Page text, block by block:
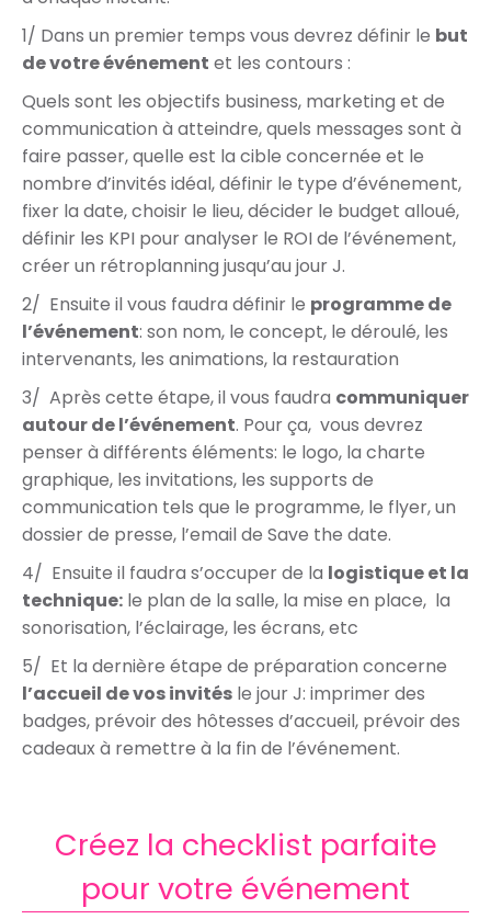
1/ Dans un premier temps vous devrez définir le but
de votre événement et les contours :
Quels sont les objectifs business, marketing et de
communication à atteindre, quels messages sont à
faire passer, quelle est la cible concernée et le
nombre d’invités idéal, définir le type d’événement,
fixer la date, choisir le lieu, décider le budget alloué,
définir les KPI pour analyser le ROI de l’événement,
créer un rétroplanning jusqu’au jour J.
2/ Ensuite il vous faudra définir le programme de
l’événement: son nom, le concept, le déroulé, les
intervenants, les animations, la restauration
3/ Après cette étape, il vous faudra communiquer
autour de l’événement. Pour ça, vous devrez
penser à différents éléments: le logo, la charte
graphique, les invitations, les supports de
communication tels que le programme, le flyer, un
dossier de presse, l’email de Save the date.
4/ Ensuite il faudra s’occuper de la logistique et la
technique: le plan de la salle, la mise en place, la
sonorisation, l’éclairage, les écrans, etc
5/ Et la dernière étape de préparation concerne
l’accueil de vos invités le jour J: imprimer des
badges, prévoir des hôtesses d’accueil, prévoir des
cadeaux à remettre à la fin de l’événement.
Créez la checklist parfaite
pour votre événement